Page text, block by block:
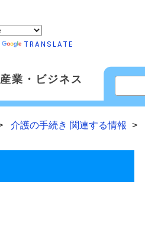
TRANSLATE
産業・ビジネス
介護の手続き 関連する情報